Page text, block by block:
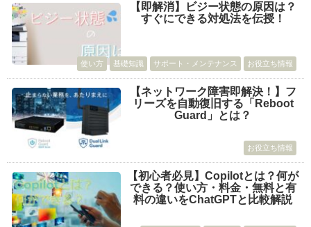
【即解消】ビジー状態の原因は？
すぐにできる対処法を伝授！
使い方 基礎知識 サポート・メンテナンス お役立ち情報
【ネットワーク障害即解決！】フ
リーズを自動復旧する「Reboot
Guard」とは？
お役立ち情報
【初心者必見】Copilotとは？何が
できる？使い方・料金・無料と有
料の違いをChatGPTと比較解説